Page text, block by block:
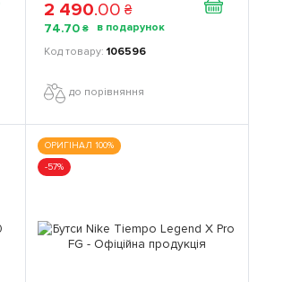
2 490.00 ₴
74.70 ₴
106596
до порівняння
ОРИГІНАЛ 100%
-57%